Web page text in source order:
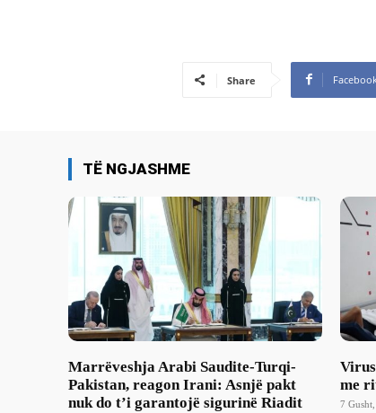
Share Facebook
TË NGJASHME
Marrëveshja Arabi Saudite-Turqi-
Pakistan, reagon Irani: Asnjë pakt
nuk do t’i garantojë sigurinë Riadit
me
7